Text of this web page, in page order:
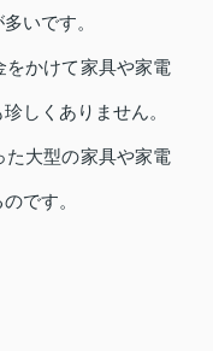
いです。
をかけて家具や家電
しくありません。
た大型の家具や家電
です。